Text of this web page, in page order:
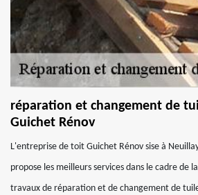
réparation et changement de
Guichet Rénov
L'entreprise de toit Guichet Rénov sise à
propose les meilleurs services dans le cadre de
travaux de réparation et de changement de